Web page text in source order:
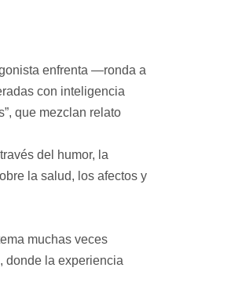
enfrenta —ronda a
con inteligencia
que mezclan relato
del humor, la
la salud, los afectos y
muchas veces
donde la experiencia